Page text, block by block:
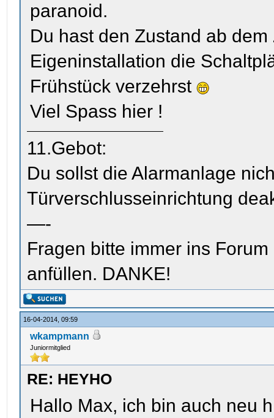
paranoid.
Du hast den Zustand ab
Eigeninstallation die
Frühstück verzehrst
Viel Spass hier !
11.Gebot:
Du sollst die Alarmanlage
Türverschlusseinrichtung
—-
Fragen bitte immer ins
anfüllen. DANKE!
16-04-2014, 09:59
wkampmann
Juniormitglied
RE: HEYHO
Hallo Max, ich bin auch neu